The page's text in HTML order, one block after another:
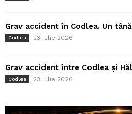
Grav accident în Codlea. Un
Codlea 23 iulie 2026
Grav accident între Codlea și
Codlea 23 iulie 2026